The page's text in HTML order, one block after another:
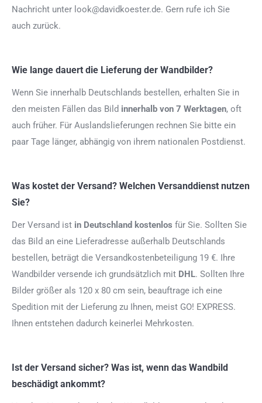
Nachricht unter look@davidkoester.de. Gern rufe ich Sie
auch zurück.
Wie lange dauert die Lieferung der Wandbilder?
Wenn Sie innerhalb Deutschlands bestellen, erhalten Sie in
den meisten Fällen das Bild innerhalb von 7 Werktagen, oft
auch früher. Für Auslandslieferungen rechnen Sie bitte ein
paar Tage länger, abhängig von ihrem nationalen Postdienst.
Was kostet der Versand? Welchen Versanddienst nutzen
Sie?
Der Versand ist in Deutschland kostenlos für Sie. Sollten Sie
das Bild an eine Lieferadresse außerhalb Deutschlands
bestellen, beträgt die Versandkostenbeteiligung 19 €. Ihre
Wandbilder versende ich grundsätzlich mit DHL. Sollten Ihre
Bilder größer als 120 x 80 cm sein, beauftrage ich eine
Spedition mit der Lieferung zu Ihnen, meist GO! EXPRESS.
Ihnen entstehen dadurch keinerlei Mehrkosten.
Ist der Versand sicher? Was ist, wenn das Wandbild
beschädigt ankommt?